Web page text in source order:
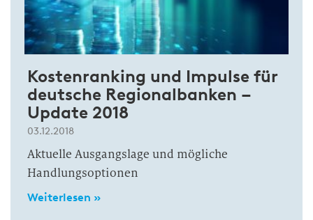
Kostenranking und Impulse für
deutsche Regionalbanken –
Update 2018
03.12.2018
Aktuelle Ausgangslage und mögliche
Handlungsoptionen
Weiterlesen »